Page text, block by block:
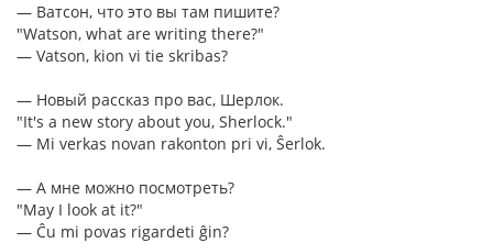
— Ватсон, что это вы там пишите?
"Watson, what are writing there?"
— Vatson, kion vi tie skribas?
— Новый рассказ про вас, Шерлок.
"It's a new story about you, Sherlock."
— Mi verkas novan rakonton pri vi, Ŝerlok.
— А мне можно посмотреть?
"May I look at it?"
— Ĉu mi povas rigardeti ĝin?